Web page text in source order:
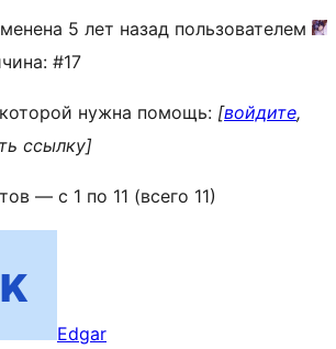
5 лет назад пользователем
#17
нужна помощь: [войдите,
ссылку]
— с 1 по 11 (всего 11)
Edgar